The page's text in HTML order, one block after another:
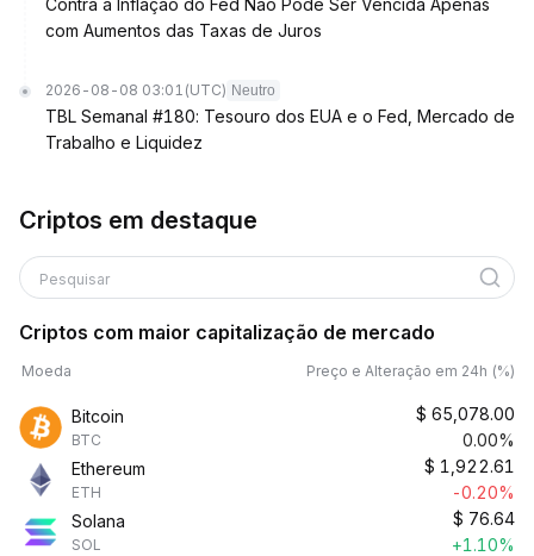
Contra a Inflação do Fed Não Pode Ser Vencida Apenas
com Aumentos das Taxas de Juros
2026-08-08 03:01 (UTC) Neutro
TBL Semanal #180: Tesouro dos EUA e o Fed, Mercado de
Trabalho e Liquidez
Criptos em destaque
Pesquisar
Criptos com maior capitalização de mercado
Moeda Preço e Alteração em 24h (%)
Bitcoin
BTC
$ 65,078.00
0.00%
Ethereum
ETH
$ 1,922.61
-0.20%
Solana
SOL
$ 76.64
+1.10%